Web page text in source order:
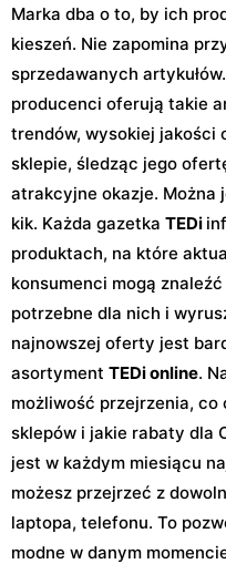
Marka dba o to, by ich
kieszeń. Nie zapomina
sprzedawanych
producenci oferują takie
trendów, wysokiej jakości
sklepie, śledząc jego
atrakcyjne okazje. Można
kik. Każda gazetka TEDi
produktach, na które
konsumenci mogą
potrzebne dla nich i
najnowszej oferty jest
asortyment TEDi online.
możliwość przejrzenia,
sklepów i jakie rabaty dla
jest w każdym miesiącu
możesz przejrzeć z
laptopa, telefonu. To
modne w danym